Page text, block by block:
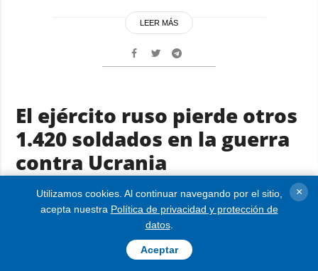
LEER MÁS
El ejército ruso pierde otros
1.420 soldados en la guerra
contra Ucrania
INFOGRAFÍA 06.07.2026 12:36
Utilizamos cookies. Al continuar navegando por el sitio,
acepta nuestra Política de privacidad y protección de
datos.
Aceptar
×